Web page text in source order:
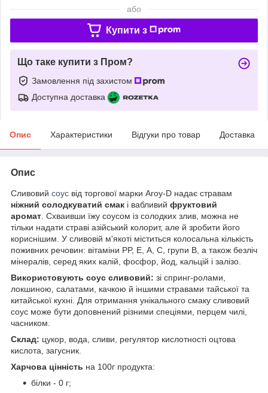
або
Купити з
Що таке купити з Пром?
Замовлення під захистом
Доступна доставка
Опис Характеристики Відгуки про товар Доставка
Опис
Сливовий соус від торгової марки Aroy-D надає стравам
ніжний солодкуватий смак і вабливий фруктовий
аромат . Схваивши їжу соусом із солодких злив, можна не
тільки надати страві азійський колорит, але й зробити його
кориснішим. У сливовій м'якоті міститься колосальна кількість
поживних речовин: вітаміни PP, Е, А, С, групи B, а також безліч
мінералів, серед яких калій, фосфор, йод, кальцій і залізо.
Використовують соус сливовий: зі спринг-ролами,
локшиною, салатами, качкою й іншими стравами тайської та
китайської кухні. Для отримання унікального смаку сливовий
соус може бути доповнений різними спеціями, перцем чилі,
часником.
Склад: цукор, вода, сливи, регулятор кислотності оцтова
кислота, загусник.
Харчова цінність на 100г продукта:
білки - 0 г;